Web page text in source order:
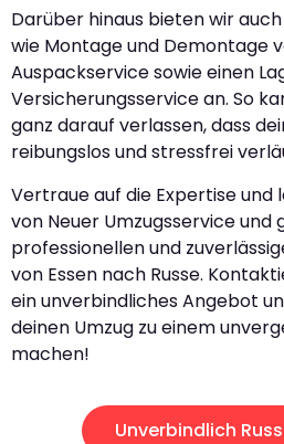
Darüber hinaus bieten wir
wie Montage und Demontage
Auspackservice sowie einen
Versicherungsservice an. So
ganz darauf verlassen, dass
reibungslos und stressfrei
Vertraue auf die Expertise und
von Neuer Umzugsservice und
professionellen und
von Essen nach Russe.
ein unverbindliches Angebot
deinen Umzug zu einem
machen!
Unverbindlich